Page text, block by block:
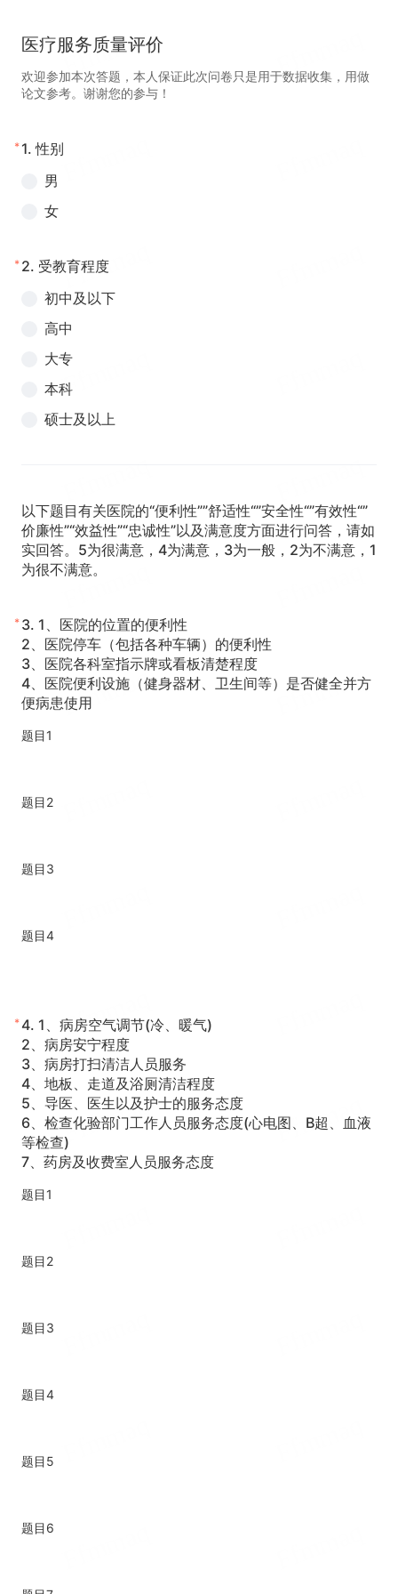
医疗服务质量评价
欢迎参加本次答题，本人保证此次问卷只是用于数据收集，用做
论文参考。谢谢您的参与！
* 1. 性别
男
女
* 2. 受教育程度
初中及以下
高中
大专
本科
硕士及以上
以下题目有关医院的“便利性””舒适性“”安全性“”有效性“”
价廉性”“效益性”“忠诚性”以及满意度方面进行问答，请如
实回答。5为很满意，4为满意，3为一般，2为不满意，1
为很不满意。
* 3. 1、医院的位置的便利性
2、医院停车（包括各种车辆）的便利性
3、医院各科室指示牌或看板清楚程度
4、医院便利设施（健身器材、卫生间等）是否健全并方
便病患使用
题目1
题目2
题目3
题目4
* 4. 1、病房空气调节(冷、暖气)
2、病房安宁程度
3、病房打扫清洁人员服务
4、地板、走道及浴厕清洁程度
5、导医、医生以及护士的服务态度
6、检查化验部门工作人员服务态度(心电图、B超、血液
等检查)
7、药房及收费室人员服务态度
题目1
题目2
题目3
题目4
题目5
题目6